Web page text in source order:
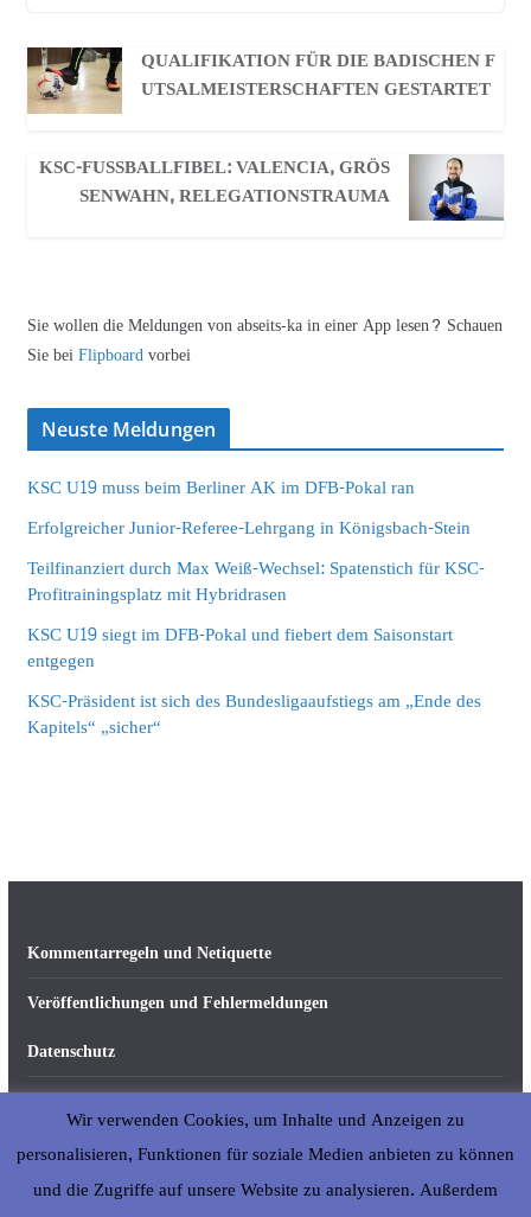
QUALIFIKATION FÜR DIE BADISCHEN F
UTSALMEISTERSCHAFTEN GESTARTET
KSC-FUSSBALLFIBEL: VALENCIA, GRÖSSE
NWAHN, RELEGATIONSTRAUMA
Sie wollen die Meldungen von abseits-ka in einer App lesen? Schauen
Sie beiFlipboardvorbei
Neuste Meldungen
KSC U19 muss beim Berliner AK im DFB-Pokal ran
Erfolgreicher Junior-Referee-Lehrgang in Königsbach-Stein
Teilfinanziert durch Max Weiß-Wechsel: Spatenstich für KSC-
Profitrainingsplatz mit Hybridrasen
KSC U19 siegt im DFB-Pokal und fiebert dem Saisonstart
entgegen
KSC-Präsident ist sich des Bundesligaaufstiegs am „Ende des
Kapitels“ „sicher“
Kommentarregeln und Netiquette
Veröffentlichungen und Fehlermeldungen
Datenschutz
Impressum
Über abseits-ka.de
Wir verwenden Cookies, um Inhalte und Anzeigen zu
personalisieren, Funktionen für soziale Medien anbieten zu können
und die Zugriffe auf unsere Website zu analysieren. Außerdem